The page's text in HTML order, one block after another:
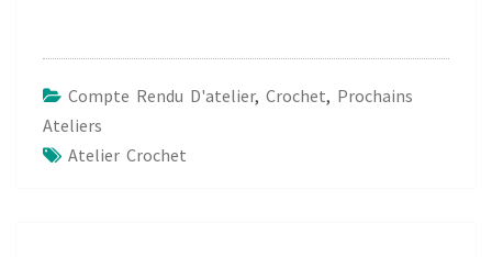
Compte Rendu D'atelier, Crochet, Prochains
Ateliers
Atelier Crochet